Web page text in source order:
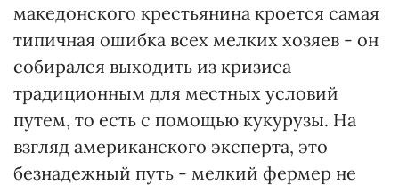
македонского крестьянина кроется самая
типичная ошибка всех мелких хозяев - он
собирался выходить из кризиса
традиционным для местных условий
путем, то есть с помощью кукурузы. На
взгляд американского эксперта, это
безнадежный путь - мелкий фермер не